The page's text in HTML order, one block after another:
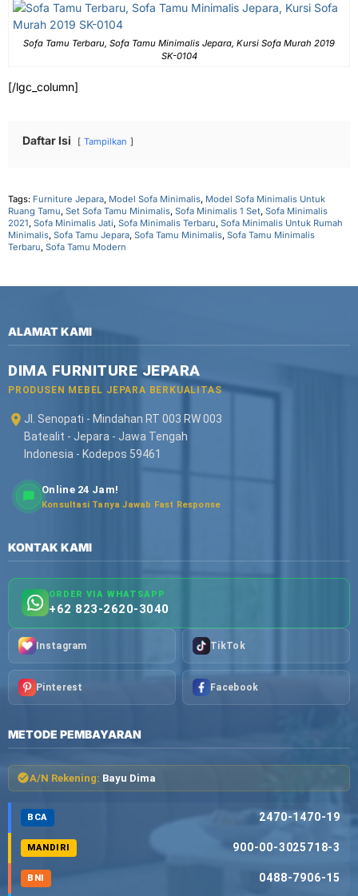
Sofa Tamu Terbaru, Sofa Tamu Minimalis Jepara, Kursi Sofa Murah 2019
SK-0104
[/lgc_column]
Daftar Isi Tampilkan
Tags: Furniture Jepara, Model Sofa Minimalis, Model Sofa Minimalis Untuk
Ruang Tamu, Set Sofa Tamu Minimalis, Sofa Minimalis 1 Set, Sofa Minimalis
2021, Sofa Minimalis Jati, Sofa Minimalis Terbaru, Sofa Minimalis Untuk Rumah
Minimalis, Sofa Tamu Jepara, Sofa Tamu Minimalis, Sofa Tamu Minimalis
Terbaru, Sofa Tamu Modern
ALAMAT KAMI
DIMA FURNITURE JEPARA
PRODUSEN MEBEL JEPARA BERKUALITAS
Jl. Senopati - Mindahan RT 003 RW 003
Batealit - Jepara - Jawa Tengah
Indonesia - Kodepos 59461
Online 24 Jam!
Konsultasi Tanya Jawab Fast Response
KONTAK KAMI
ORDER VIA WHATSAPP
+62 823-2620-3040
Instagram TikTok
Pinterest Facebook
METODE PEMBAYARAN
A/N Rekening: Bayu Dima
BCA 2470-1470-19
MANDIRI 900-00-3025718-3
BNI 0488-7906-15